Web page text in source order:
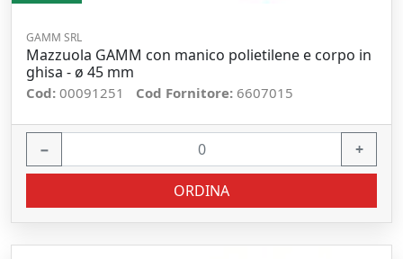
GAMM SRL
Mazzuola GAMM con manico polietilene e corpo in
ghisa - ø 45 mm
Cod: 00091251 Cod Fornitore: 6607015
− +
ORDINA